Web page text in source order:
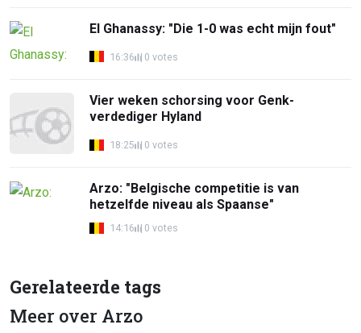
El Ghanassy: "Die 1-0 was echt mijn fout"
16:36 0 votes
Vier weken schorsing voor Genk-
verdediger Hyland
18:25 0 votes
Arzo: "Belgische competitie is van
hetzelfde niveau als Spaanse"
14:16 0 votes
Gerelateerde tags
Meer over Arzo